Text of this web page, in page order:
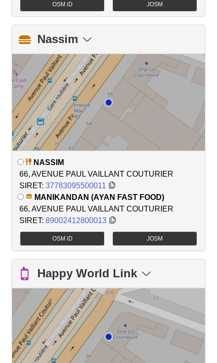
OSM iD JOSM
Nassim
NASSIM
66, AVENUE PAUL VAILLANT COUTURIER
SIRET: 37783095500011
MANIKANDAN (AYAN FAST FOOD)
66, AVENUE PAUL VAILLANT COUTURIER
SIRET: 89002412800013
OSM iD JOSM
Happy World Link